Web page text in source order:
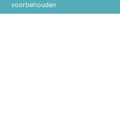
voorbehouden